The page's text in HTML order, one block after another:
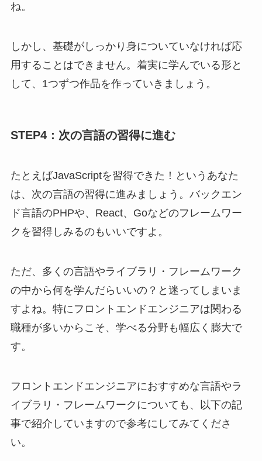
ね。
しかし、基礎がしっかり身についていなければ応
用することはできません。着実に学んでいる形と
して、1つずつ作品を作っていきましょう。
STEP4：次の言語の習得に進む
たとえばJavaScriptを習得できた！というあなた
は、次の言語の習得に進みましょう。バックエン
ド言語のPHPや、React、Goなどのフレームワー
クを習得しみるのもいいですよ。
ただ、多くの言語やライブラリ・フレームワーク
の中から何を学んだらいいの？と迷ってしまいま
すよね。特にフロントエンドエンジニアは関わる
職種が多いからこそ、学べる分野も幅広く膨大で
す。
フロントエンドエンジニアにおすすめな言語やラ
イブラリ・フレームワークについても、以下の記
事で紹介していますので参考にしてみてくださ
い。